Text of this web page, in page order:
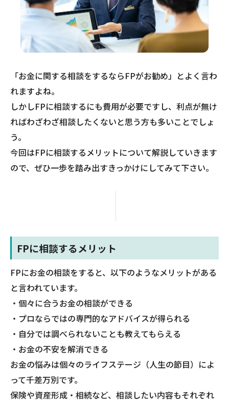
「お金に関する相談をするならFPがお勧め」とよく言わ
れますよね。
しかしFPに相談するにも費用が必要ですし、利点が無け
ればわざわざ相談したくないと思う方も多いことでしょ
う。
今回はFPに相談するメリットについて解説していきます
ので、ぜひ一歩を踏み出すきっかけにしてみて下さい。
FPに相談するメリット
FPにお金の相談をすると、以下のようなメリットがある
と言われています。
・個々に合うお金の相談ができる
・プロならではの専門的なアドバイスが得られる
・自分では調べられないことも教えてもらえる
・お金の不安を解消できる
お金の悩みは個々のライフステージ（人生の節目）によ
って千差万別です。
保険や資産形成・相続など、相談したい内容もそれぞれ